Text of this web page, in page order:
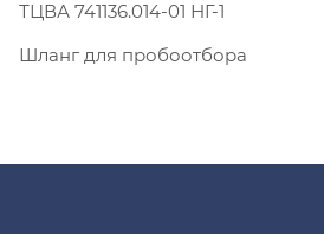
ТЦВА 741136.014-01 НГ-1
Шланг для пробоотбора